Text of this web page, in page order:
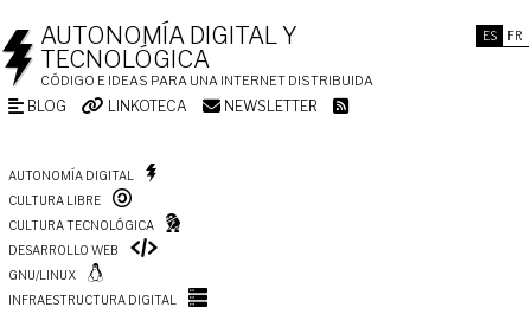
ES FR
AUTONOMÍA DIGITAL Y
TECNOLÓGICA
CÓDIGO E IDEAS PARA UNA INTERNET DISTRIBUIDA
BLOG LINKOTECA NEWSLETTER
AUTONOMÍA DIGITAL
CULTURA LIBRE
CULTURA TECNOLÓGICA
DESARROLLO WEB
GNU/LINUX
INFRAESTRUCTURA DIGITAL